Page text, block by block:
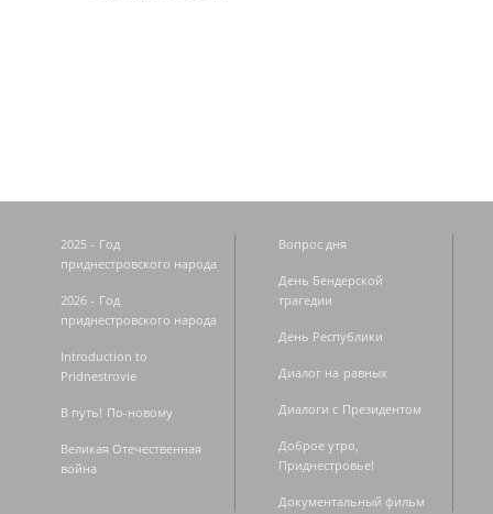
2025 - Год
приднестровского народа
2026 - Год
приднестровского народа
Introduction to
Pridnestrovie
В путь! По-новому
Великая Отечественная
война
Вопрос дня
День Бендерской
трагедии
День Республики
Диалог на равных
Диалоги с Президентом
Доброе утро,
Приднестровье!
Документальный фильм